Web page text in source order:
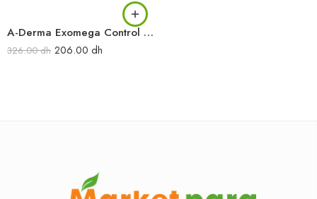
A-Derma Exomega Control Crème émollient anti-démangeaisons 200 ml
326.00dh 206.00 dh